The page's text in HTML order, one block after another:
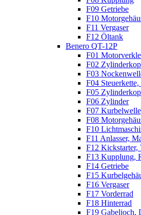
F09 Getriebe
F10
F11 Vergaser
F12 Öltank
Benero QT-12P
F01
F02
F03
F04
F05
F06 Zylinder
F07
F08
F10
F11 Anlasser,
F12 Kickstarter,
F13 Kupplung,
F14 Getriebe
F15
F16 Vergaser
F17 Vorderrad
F18 Hinterrad
F19 Gabeljoch,